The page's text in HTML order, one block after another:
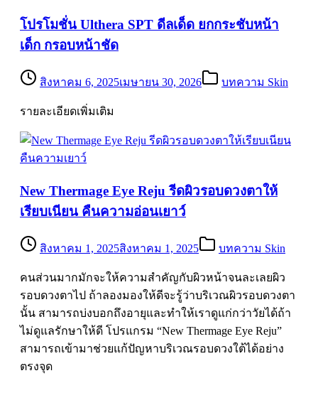
โปรโมชั่น Ulthera SPT ดีลเด็ด ยกกระชับหน้า
เด็ก กรอบหน้าชัด
สิงหาคม 6, 2025เมษายน 30, 2026 บทความ Skin
รายละเอียดเพิ่มเติม
New Thermage Eye Reju รีดผิวรอบดวงตาให้
เรียบเนียน คืนความอ่อนเยาว์
สิงหาคม 1, 2025สิงหาคม 1, 2025 บทความ Skin
คนส่วนมากมักจะให้ความสำคัญกับผิวหน้าจนละเลยผิว
รอบดวงตาไป ถ้าลองมองให้ดีจะรู้ว่าบริเวณผิวรอบดวงตา
นั้น สามารถบ่งบอกถึงอายุและทำให้เราดูแก่กว่าวัยได้ถ้า
ไม่ดูแลรักษาให้ดี โปรแกรม “New Thermage Eye Reju”
สามารถเข้ามาช่วยแก้ปัญหาบริเวณรอบดวงใต้ได้อย่าง
ตรงจุด